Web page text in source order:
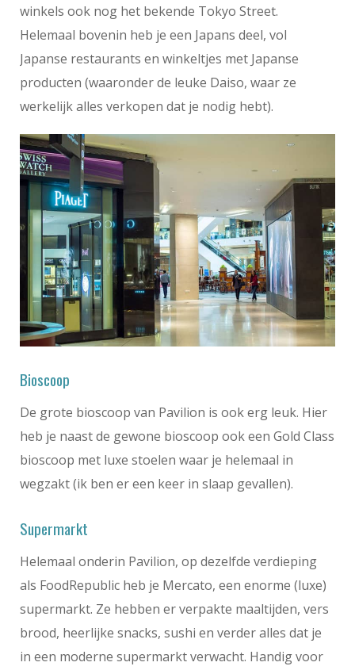
winkels ook nog het bekende Tokyo Street.
Helemaal bovenin heb je een Japans deel, vol
Japanse restaurants en winkeltjes met Japanse
producten (waaronder de leuke Daiso, waar ze
werkelijk alles verkopen dat je nodig hebt).
Bioscoop
De grote bioscoop van Pavilion is ook erg leuk. Hier
heb je naast de gewone bioscoop ook een Gold Class
bioscoop met luxe stoelen waar je helemaal in
wegzakt (ik ben er een keer in slaap gevallen).
Supermarkt
Helemaal onderin Pavilion, op dezelfde verdieping
als FoodRepublic heb je Mercato, een enorme (luxe)
supermarkt. Ze hebben er verpakte maaltijden, vers
brood, heerlijke snacks, sushi en verder alles dat je
in een moderne supermarkt verwacht. Handig voor